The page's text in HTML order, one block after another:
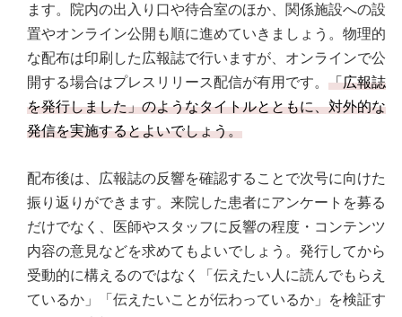
ます。院内の出入り口や待合室のほか、関係施設への設
置やオンライン公開も順に進めていきましょう。物理的
な配布は印刷した広報誌で行いますが、オンラインで公
開する場合はプレスリリース配信が有用です。 「広報誌
を発行しました」のようなタイトルとともに、対外的な
発信を実施するとよいでしょう。
配布後は、広報誌の反響を確認することで次号に向けた
振り返りができます。来院した患者にアンケートを募る
だけでなく、医師やスタッフに反響の程度・コンテンツ
内容の意見などを求めてもよいでしょう。発行してから
受動的に構えるのではなく「伝えたい人に読んでもらえ
ているか」「伝えたいことが伝わっているか」を検証す